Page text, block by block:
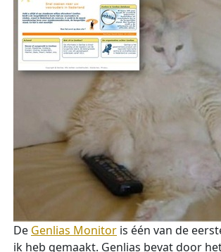
De Genlias Monitor is één van de
ik heb gemaakt. Genlias bevat door